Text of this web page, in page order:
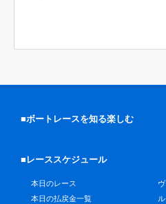
■ボートレースを知る楽しむ
■レーススケジュール
本日のレース
本日の払戻金一覧